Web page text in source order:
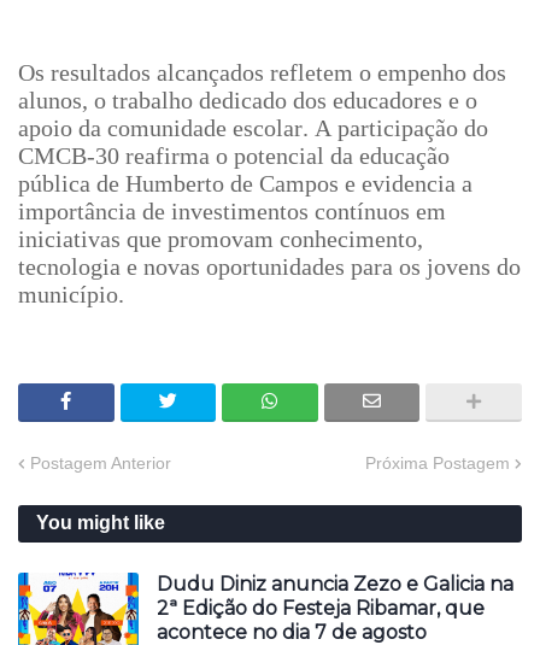
Os resultados alcançados refletem o empenho dos
alunos, o trabalho dedicado dos educadores e o
apoio da comunidade escolar. A participação do
CMCB-30 reafirma o potencial da educação
pública de Humberto de Campos e evidencia a
importância de investimentos contínuos em
iniciativas que promovam conhecimento,
tecnologia e novas oportunidades para os jovens do
município.
Postagem Anterior Próxima Postagem
You might like
Dudu Diniz anuncia Zezo e Galicia na
2ª Edição do Festeja Ribamar, que
acontece no dia 7 de agosto